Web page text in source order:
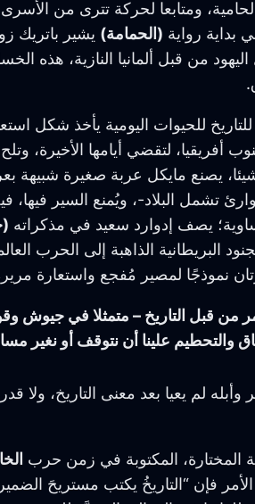
ومتابعا لحركة تترى من
رواية (الحمامة) يشير باتريك
من قبل ألمانيا النازية، هذه
للتاريخ للحيوات اليومية يأخذ شكل
أفريقيا، لتقضي أيامها الأخيرة،
يصنع مايكل عربة صغيرة شبيهة
تشمل البلاد-، ويُمنع السير فيها،
يصف إدوارد سعيد في مذكراته
البريطانية الذاهبة إلى الحرب
نموذجًا لمصير مُفجع واستعارة
من قبل التاريخ – متمثلا في جيوش
والتحطيم علينا أن نتوقف أو نغير
لم يعيا بعد معنى التاريخ، ولا
المختارة، المكتوبة في زمن حرب
فإن “التاريخُ يكتب مستريحَ